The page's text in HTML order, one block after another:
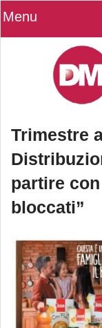
Menu
Trimestre
partire
bloccati”